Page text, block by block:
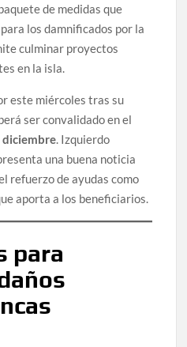
de medidas que
los damnificados por la
culminar proyectos
en la isla.
este miércoles tras su
ser convalidado en el
diciembre . Izquierdo
una buena noticia
refuerzo de ayudas como
aporta a los beneficiarios.
para